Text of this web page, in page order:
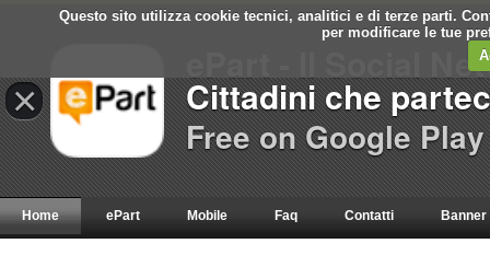
Questo sito utilizza cookie tecnici, analitici e di terze parti.
per modificare le tue
Home ePart Mobile Faq Contatti Banner
×
ePart - Il Social
Cittadini che
Free on Google Play